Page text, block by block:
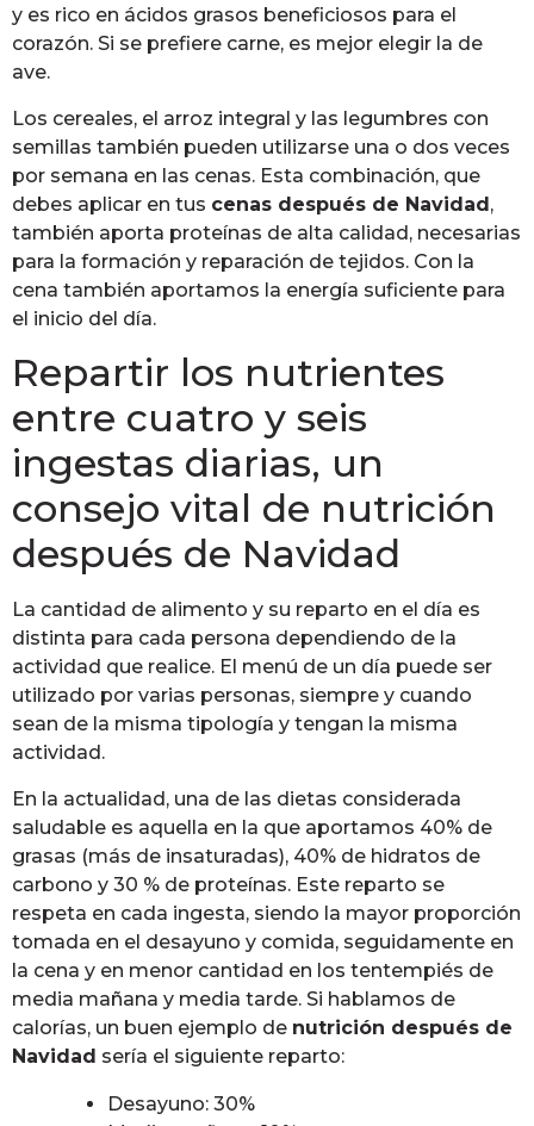
y es rico en ácidos grasos beneficiosos para el
corazón. Si se prefiere carne, es mejor elegir la de
ave.
Los cereales, el arroz integral y las legumbres con
semillas también pueden utilizarse una o dos veces
por semana en las cenas. Esta combinación, que
debes aplicar en tus cenas después de Navidad,
también aporta proteínas de alta calidad, necesarias
para la formación y reparación de tejidos. Con la
cena también aportamos la energía suficiente para
el inicio del día.
Repartir los nutrientes
entre cuatro y seis
ingestas diarias, un
consejo vital de nutrición
después de Navidad
La cantidad de alimento y su reparto en el día es
distinta para cada persona dependiendo de la
actividad que realice. El menú de un día puede ser
utilizado por varias personas, siempre y cuando
sean de la misma tipología y tengan la misma
actividad.
En la actualidad, una de las dietas considerada
saludable es aquella en la que aportamos 40% de
grasas (más de insaturadas), 40% de hidratos de
carbono y 30 % de proteínas. Este reparto se
respeta en cada ingesta, siendo la mayor proporción
tomada en el desayuno y comida, seguidamente en
la cena y en menor cantidad en los tentempiés de
media mañana y media tarde. Si hablamos de
calorías, un buen ejemplo de nutrición después de
Navidad sería el siguiente reparto:
Desayuno: 30%